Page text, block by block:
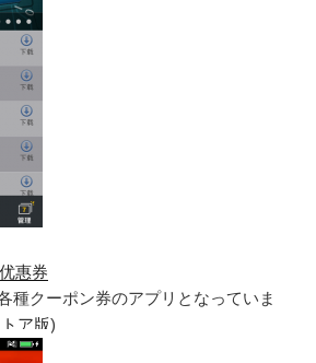
惠券
種クーポン券のアプリとなっていま
ア版)